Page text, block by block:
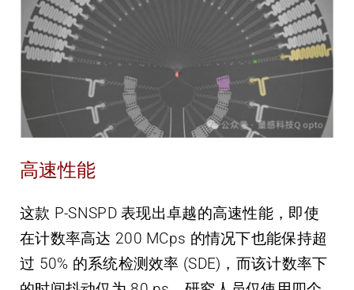
高速性能
这款 P-SNSPD 表现出卓越的高速性能，即使
在计数率高达 200 MCps 的情况下也能保持超
过 50% 的系统检测效率 (SDE)，而该计数率下